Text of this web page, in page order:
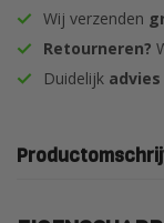
Wij verzenden
Retourneren?
Duidelijk advies